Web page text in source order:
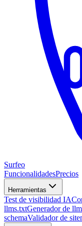
Surfeo
FuncionalidadesPrecios
Herramientas
Test de visibilidad IA
llms.txtGenerador de
schemaValidador de